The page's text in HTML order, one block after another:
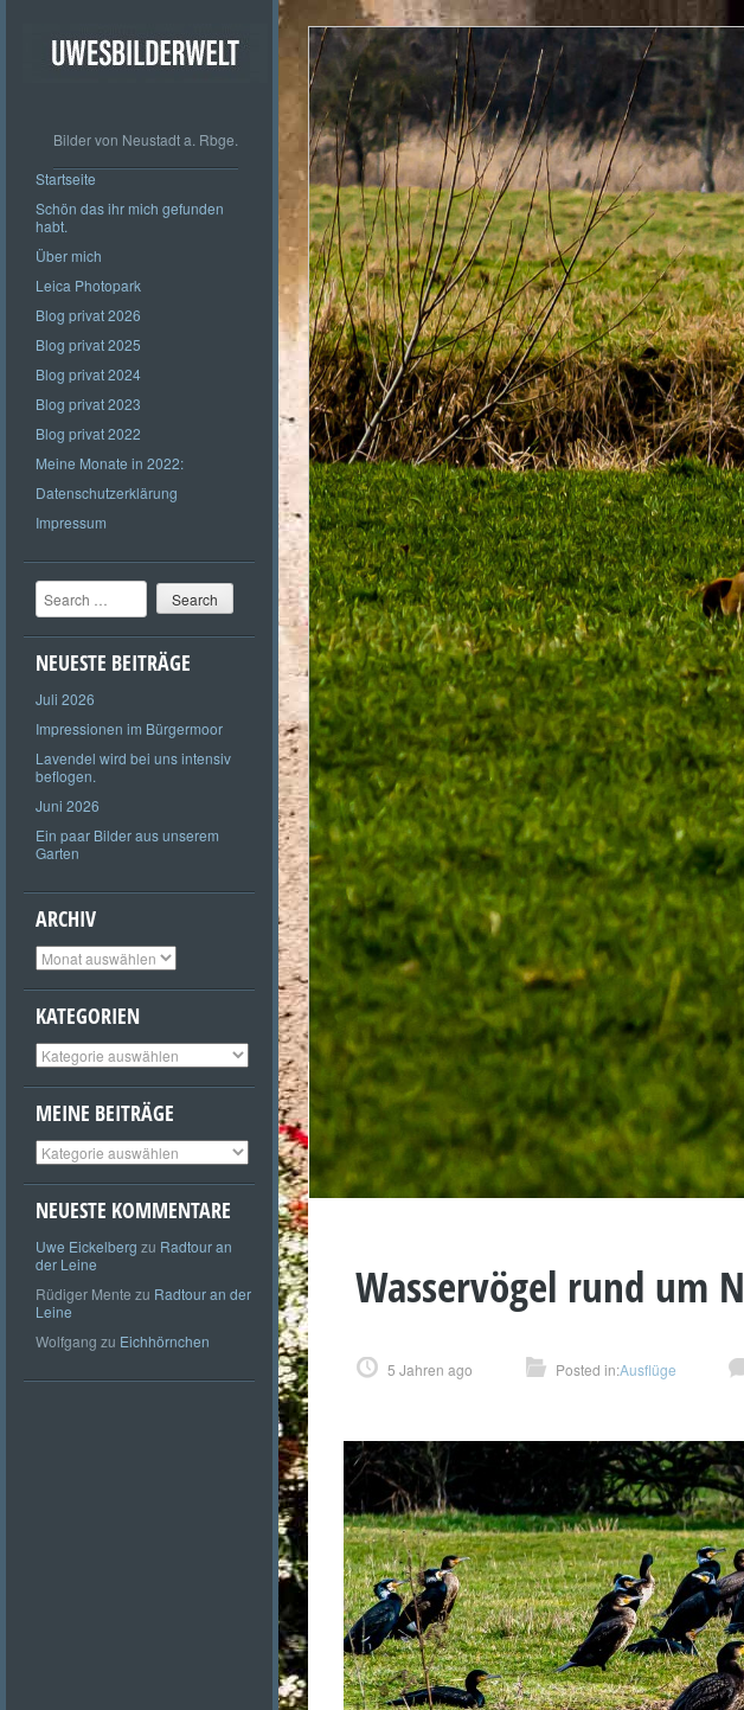
Bilder von Neustadt a. Rbge.
Startseite
Schön das ihr mich gefunden
habt.
Über mich
Leica Photopark
Blog privat 2026
Blog privat 2025
Blog privat 2024
Blog privat 2023
Blog privat 2022
Meine Monate in 2022:
Datenschutzerklärung
Impressum
Search
NEUESTE BEITRÄGE
Juli 2026
Impressionen im Bürgermoor
Lavendel wird bei uns intensiv
beflogen.
Juni 2026
Ein paar Bilder aus unserem
Garten
ARCHIV
Archiv
KATEGORIEN
Kategorien
MEINE BEITRÄGE
Meine
Beiträge
NEUESTE KOMMENTARE
Uwe Eickelberg zu Radtour an
der Leine
Rüdiger Mente zu Radtour an der
Leine
Wolfgang zu Eichhörnchen
Wasservögel rund um
5 Jahren ago Posted in:Ausflüge